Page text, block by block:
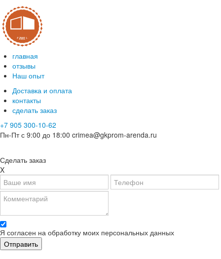
главная
отзывы
Наш опыт
Доставка и оплата
контакты
сделать заказ
+7 905 300-10-62
Пн-Пт с 9:00 до 18:00 crimea@gkprom-arenda.ru
Сделать заказ
X
Я согласен на обработку моих персональных данных